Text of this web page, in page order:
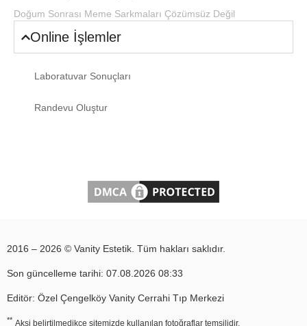
Doğum Sonrası Meme Sarkmaları Çözümsüz Değil
Online İşlemler
Laboratuvar Sonuçları
Randevu Oluştur
2016 – 2026 © Vanity Estetik. Tüm hakları saklıdır.
Son güncelleme tarihi: 07.08.2026 08:33
Editör: Özel Çengelköy Vanity Cerrahi Tıp Merkezi
** Aksi belirtilmedikçe sitemizde kullanılan fotoğraflar temsilidir.